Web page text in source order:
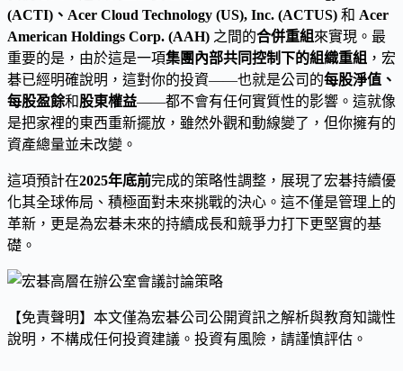
(ACTI)、Acer Cloud Technology (US), Inc. (ACTUS) 和 Acer
American Holdings Corp. (AAH) 之間的合併重組來實現。最
重要的是，由於這是一項集團內部共同控制下的組織重組 ，宏
碁已經明確說明，這對你的投資——也就是公司的每股淨值、
每股盈餘和股東權益——都不會有任何實質性的影響。這就像
是把家裡的東西重新擺放，雖然外觀和動線變了，但你擁有的
資產總量並未改變。
這項預計在2025年底前完成的策略性調整，展現了宏碁持續優
化其全球佈局、積極面對未來挑戰的決心。這不僅是管理上的
革新，更是為宏碁未來的持續成長和競爭力打下更堅實的基
礎。
【免責聲明】本文僅為宏碁公司公開資訊之解析與教育知識性
說明，不構成任何投資建議。投資有風險，請謹慎評估。